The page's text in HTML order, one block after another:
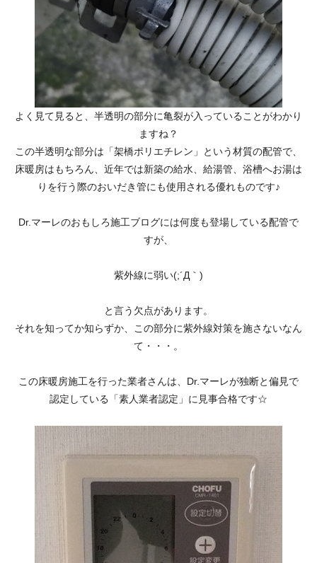
よく見て見ると、半透明の部分に亀裂が入っていることがわかり
ますね？
この半透明な部分は「架橋ポリエチレン」という材質の配管で、
床暖房はもちろん、近年では新築の給水、給湯管、浴槽へお湯は
りを行う際のおいだき管にも使用される優れものです♪
Dr.マーレのおもしろ施工ブログには何度も登場している配管で
すが、
紫外線に弱い(;´Д｀)
と言う欠点があります。
それを知ってか知らずか、この部分に紫外線対策を施さないなん
て・・・。
この床暖房施工を行った業者さんは、Dr.マーレが独断と偏見で
認定している「素人業者認定」に見事合格です☆